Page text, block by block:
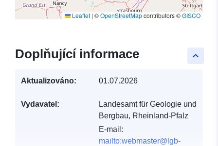
Leaflet | ©OpenStreetMapcontributors ©GISCO
keyboard_arrow_up
Doplňující informace
Aktualizováno: 01.07.2026
Vydavatel:
Landesamt für Geologie und
Bergbau, Rheinland-Pfalz
E-mail:
mailto:webmaster@lgb-